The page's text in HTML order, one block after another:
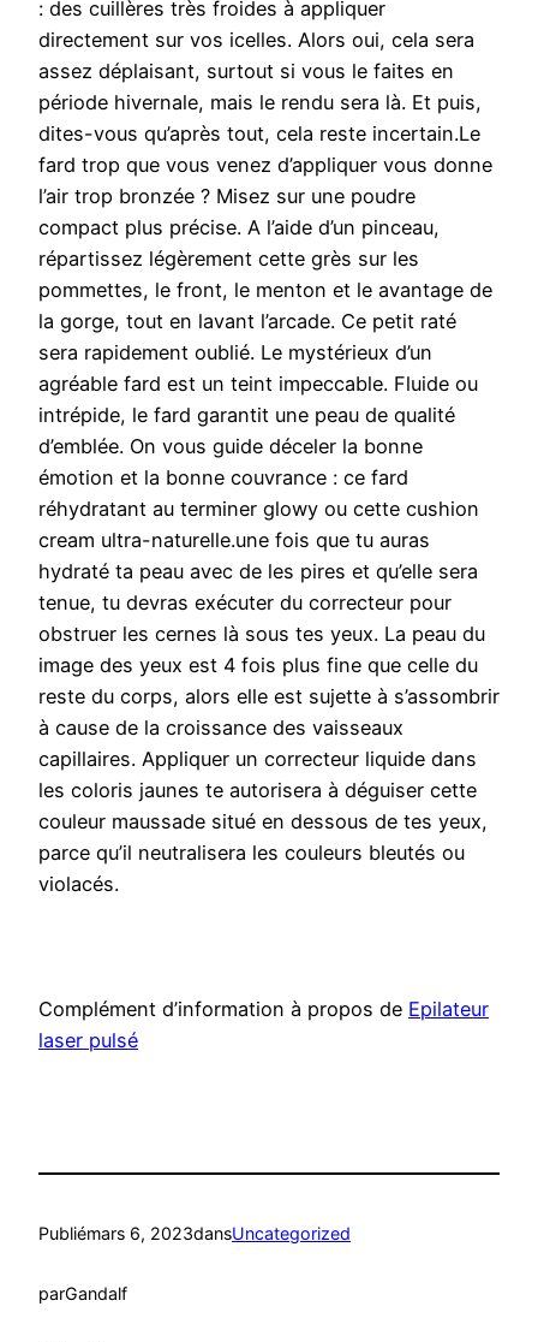
: des cuillères très froides à appliquer
directement sur vos icelles. Alors oui, cela sera
assez déplaisant, surtout si vous le faites en
période hivernale, mais le rendu sera là. Et puis,
dites-vous qu’après tout, cela reste incertain.Le
fard trop que vous venez d’appliquer vous donne
l’air trop bronzée ? Misez sur une poudre
compact plus précise. A l’aide d’un pinceau,
répartissez légèrement cette grès sur les
pommettes, le front, le menton et le avantage de
la gorge, tout en lavant l’arcade. Ce petit raté
sera rapidement oublié. Le mystérieux d’un
agréable fard est un teint impeccable. Fluide ou
intrépide, le fard garantit une peau de qualité
d’emblée. On vous guide déceler la bonne
émotion et la bonne couvrance : ce fard
réhydratant au terminer glowy ou cette cushion
cream ultra-naturelle.une fois que tu auras
hydraté ta peau avec de les pires et qu’elle sera
tenue, tu devras exécuter du correcteur pour
obstruer les cernes là sous tes yeux. La peau du
image des yeux est 4 fois plus fine que celle du
reste du corps, alors elle est sujette à s’assombrir
à cause de la croissance des vaisseaux
capillaires. Appliquer un correcteur liquide dans
les coloris jaunes te autorisera à déguiser cette
couleur maussade situé en dessous de tes yeux,
parce qu’il neutralisera les couleurs bleutés ou
violacés.
Complément d’information à propos de Epilateur
laser pulsé
Publiémars 6, 2023dansUncategorized
parGandalf